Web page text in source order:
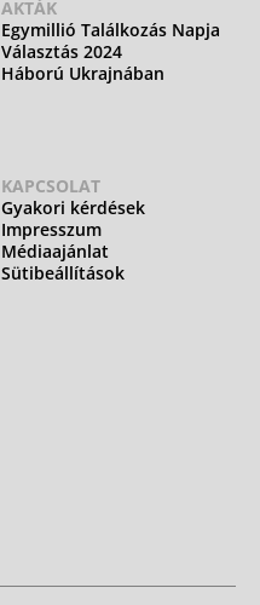
AKTÁK
Egymillió Találkozás Napja
Választás 2024
Háború Ukrajnában
KAPCSOLAT
Gyakori kérdések
Impresszum
Médiaajánlat
Sütibeállítások